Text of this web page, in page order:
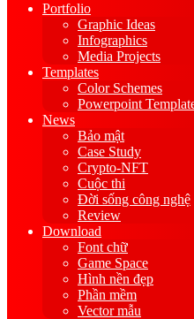
Portfolio
Graphic Ideas
Infographics
Media Projects
Templates
Color Schemes
Powerpoint
News
Bảo mật
Case Study
Crypto-NFT
Cuộc thi
Đời sống công nghệ
Review
Download
Font chữ
Game Space
Hình nền đẹp
Phần mềm
Vector mẫu